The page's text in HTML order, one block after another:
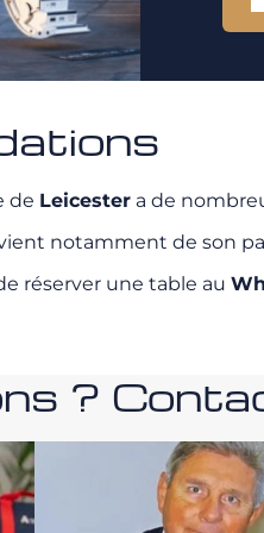
de Leicester a de
notamment de son
réserver une table au
?